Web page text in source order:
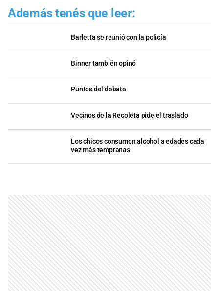
Además tenés que leer:
Barletta se reunió con la policía
Binner también opinó
Puntos del debate
Vecinos de la Recoleta pide el traslado
Los chicos consumen alcohol a edades cada
vez más tempranas